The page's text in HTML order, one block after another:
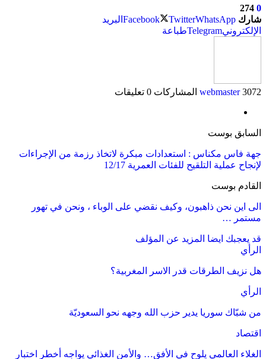
0
274
شارك
Facebook TwitterWhatsApp
البريد
الإلكترونيTelegramطباعة
webmaster 3072 المشاركات 0 تعليقات
السابق بوست
جهة فاس مكناس : استعدادات مبكرة لاتخاذ رزمة من الإجراءات
لإنجاح عملية التلقيح للفئات العمرية 12/17
القادم بوست
الى اين نحن ذاهبون، وكيف نقضي على الوباء ، ونحن في تهور
مستمر …
قد يعجبك ايضا المزيد عن المؤلف
الرأي
هل نزيف الطرقات قدر الاسر المغربية؟
الرأي
من شبّاك سوريا يدير حزب الله وجهه نحو السعوديّة
اقتصاد
الغلاء العالمي يلوح في الأفق… والأمن الغذائي يواجه أخطر اختبار